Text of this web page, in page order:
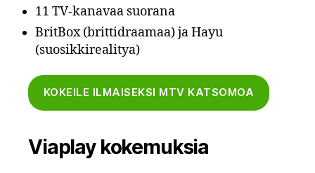
11 TV-kanavaa suorana
BritBox (brittidraamaa) ja Hayu
(suosikkirealitya)
KOKEILE ILMAISEKSI MTV KATSOMOA
Viaplay kokemuksia